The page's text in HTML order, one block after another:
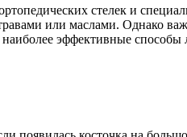
стелек и
или маслами. Однако
эффективные